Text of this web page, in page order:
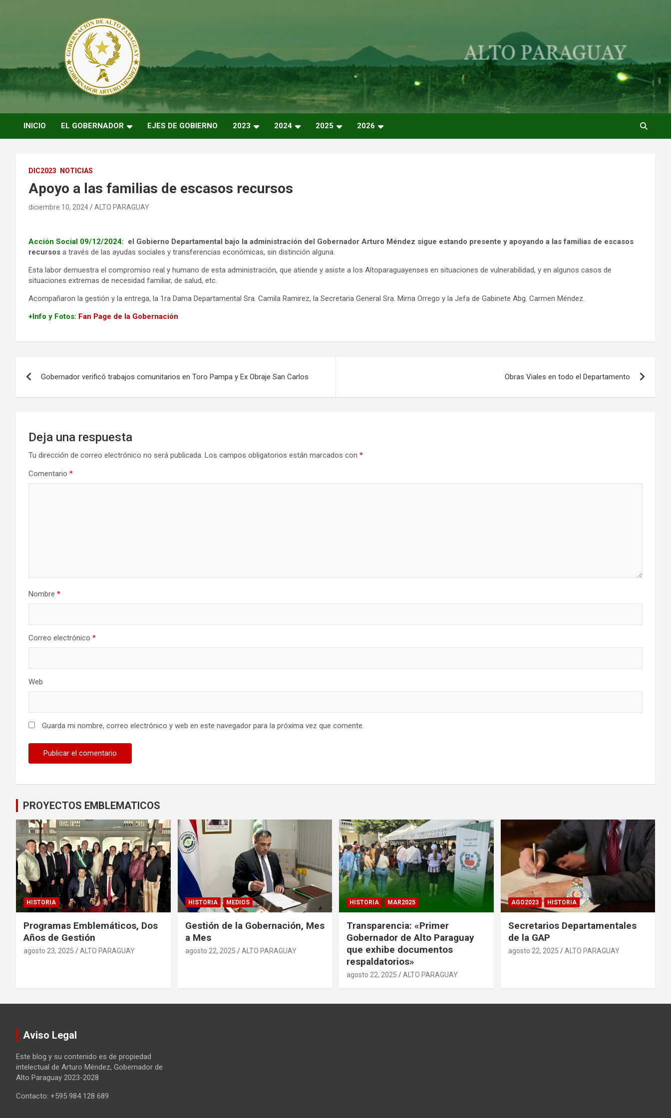
ARTUROMENDEZ.ORG
ARTURO MENDEZ GOBERNADOR 2023
INICIO EL GOBERNADOR EJES DE GOBIERNO 2023 2024 2025 2026
DIC2023 NOTICIAS
Apoyo a las familias de escasos recursos
diciembre 10, 2024 ALTO PARAGUAY
Acción Social 09/12/2024: el Gobierno Departamental bajo la administración del Gobernador Arturo Méndez sigue estando presente y apoyando a las familias de escasos
recursos a través de las ayudas sociales y transferencias económicas, sin distinción alguna.
Esta labor demuestra el compromiso real y humano de esta administración, que atiende y asiste a los Altoparaguayenses en situaciones de vulnerabilidad, y en algunos casos de
situaciones extremas de necesidad familiar, de salud, etc.
Acompañaron la gestión y la entrega, la 1ra Dama Departamental Sra. Camila Ramirez, la Secretaria General Sra. Mirna Orrego y la Jefa de Gabinete Abg. Carmen Méndez.
+Info y Fotos: Fan Page de la Gobernación
de
Gobernador verificó trabajos comunitarios en Toro Pampa y Ex Obraje San Carlos Obras Viales en todo el Departamento
Deja una respuesta
Tu dirección de correo electrónico no será publicada. Los campos obligatorios están marcados con *
Comentario *
Nombre *
Correo electrónico *
Web
Guarda mi nombre, correo electrónico y web en este navegador para la próxima vez que comente.
PROYECTOS EMBLEMATICOS
HISTORIA
Programas Emblemáticos, Dos
Años de Gestión
agosto 23, 2025 ALTO PARAGUAY
HISTORIA MEDIOS
Gestión de la Gobernación, Mes
a Mes
agosto 22, 2025 ALTO PARAGUAY
HISTORIA MAR2025
Transparencia: «Primer
Gobernador de Alto Paraguay
que exhibe documentos
respaldatorios»
agosto 22, 2025 ALTO PARAGUAY
AGO2023 HISTORIA
Secretarios Departamentales
de la GAP
agosto 22, 2025 ALTO PARAGUAY
Aviso Legal
Este blog y su contenido es de propiedad
intelectual de Arturo Méndez, Gobernador de
Alto Paraguay 2023-2028
Contacto: +595 984 128 689